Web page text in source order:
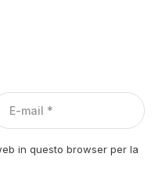
in questo browser per la